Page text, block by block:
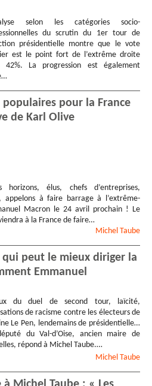
selon les catégories socio-
du scrutin du 1er tour de
présidentielle montre que le vote
est le point fort de l’extrême droite
42%. La progression est également
populaires pour la France
de Karl Olive
élus, chefs d’entreprises,
appelons à faire barrage à l’extrême-
Macron le 24 avril prochain ! Le
à la France de faire…
Michel Taube
qui peut le mieux diriger la
Emmanuel
du duel de second tour, laïcité,
de racisme contre les électeurs de
Le Pen, lendemains de présidentielle…
du Val-d’Oise, ancien maire de
répond à Michel Taube.…
Michel Taube